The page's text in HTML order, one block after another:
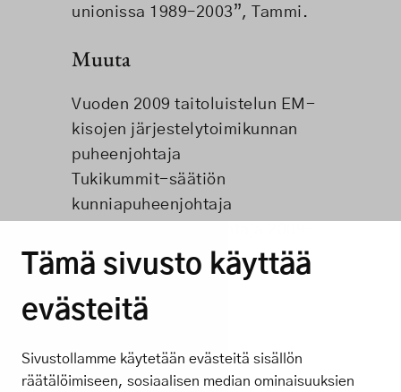
Tämä sivusto käyttää
evästeitä
Sivustollamme käytetään evästeitä sisällön
räätälöimiseen, sosiaalisen median ominaisuuksien
unionissa 1989–2003”, Tammi.
Muuta
Vuoden 2009 taitoluistelun EM-
kisojen järjestelytoimikunnan
puheenjohtaja
Tukikummit-säätiön
kunniapuheenjohtaja
2012
Kapteeni reservissä